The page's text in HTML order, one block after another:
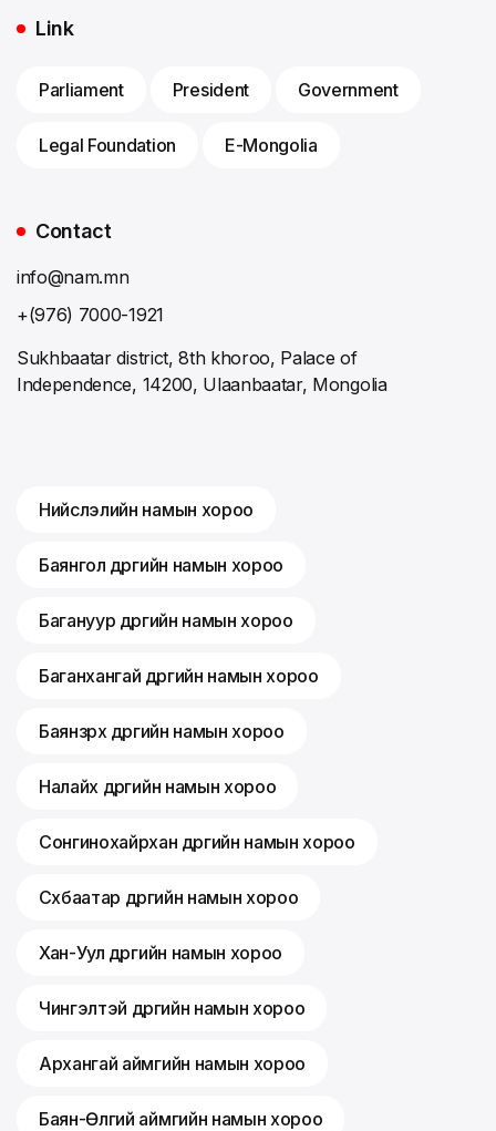
Link
Parliament President Government
Legal Foundation E-Mongolia
Contact
info@nam.mn
+(976) 7000-1921
Sukhbaatar district, 8th khoroo, Palace of
Independence, 14200, Ulaanbaatar, Mongolia
Нийслэлийн намын хороо
Баянгол дүүргийн намын хороо
Багануур дүүргийн намын хороо
Баганхангай дүүргийн намын хороо
Баянзүрх дүүргийн намын хороо
Налайх дүүргийн намын хороо
Сонгинохайрхан дүүргийн намын хороо
Сүхбаатар дүүргийн намын хороо
Хан-Уул дүүргийн намын хороо
Чингэлтэй дүүргийн намын хороо
Архангай аймгийн намын хороо
Баян-Өлгий аймгийн намын хороо